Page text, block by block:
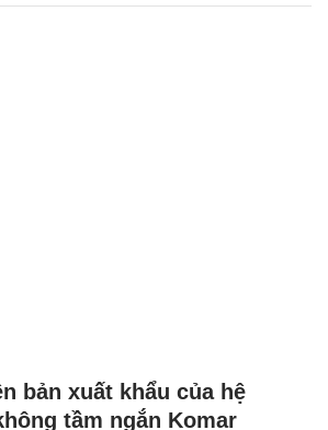
bản xuất khẩu của hệ
tầm ngắn Komar